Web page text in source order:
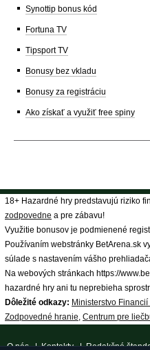
Synottip bonus kód
Fortuna TV
Tipsport TV
Bonusy bez vkladu
Bonusy za registráciu
Ako získať a využiť free spiny
18+ Hazardné hry predstavujú riziko
zodpovedne a pre zábavu!
Využitie bonusov je podmienené
Používaním webstránky BetArena.sk
súlade s nastavením vášho
Na webových stránkach https://
hazardné hry ani tu neprebieha
Dôležité odkazy: Ministerstvo Financií
Zodpovedné hranie, Centrum pre
O nás|Kontakty|Redakčné